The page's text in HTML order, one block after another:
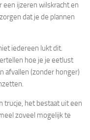
ijzeren wilskracht en
dat je de plannen
iedereen lukt dit.
hoe je je eetlust
afvallen (zonder honger)
trucje, het bestaat uit een
zoveel mogelijk te